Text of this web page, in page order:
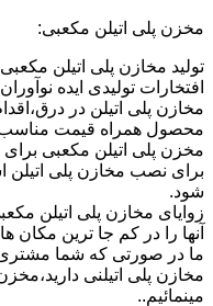
مخزن پلی اتیلن مکعبی:
افتخارات تولیدی ایده
مخازن پلی اتیلن در
محصول همراه قیمت مناسب
مخزن پلی اتیلن مکعبی
برای نصب مخازن پلی اتیلن
شود.
زوایای مخازن پلی اتیلن
آنها را در کم جا ترین مکان
ما در صورتی که شما
مخازن پلی اتیلنی
مینمائیم..